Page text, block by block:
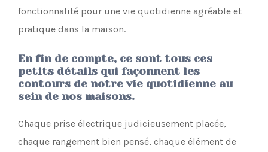
fonctionnalité pour une vie quotidienne agréable et
pratique dans la maison.
En fin de compte, ce sont tous ces
petits détails qui façonnent les
contours de notre vie quotidienne au
sein de nos maisons.
Chaque prise électrique judicieusement placée,
chaque rangement bien pensé, chaque élément de